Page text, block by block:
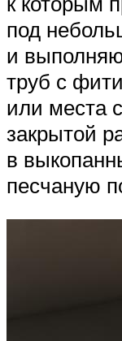
под
и
труб с
или места
закрытой
в
песчаную